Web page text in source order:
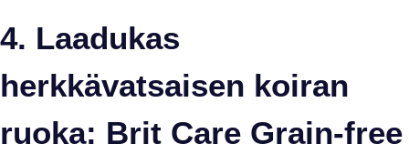
4. Laadukas
herkkävatsaisen koiran
ruoka: Brit Care Grain-free